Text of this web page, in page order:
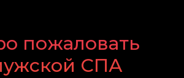
пожаловать
СПА